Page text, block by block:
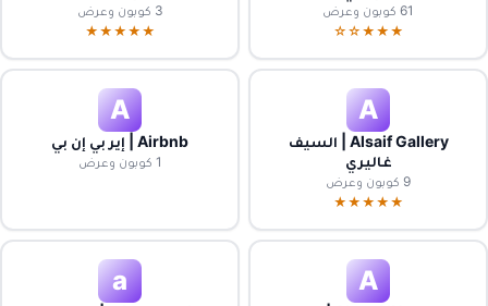
61 كوبون وعرض
★★★☆☆
3 كوبون وعرض
★★★★★
A
Alsaif Gallery | السيف
غاليري
9 كوبون وعرض
★★★★★
A
Airbnb | إير بي إن بي
1 كوبون وعرض
A
a